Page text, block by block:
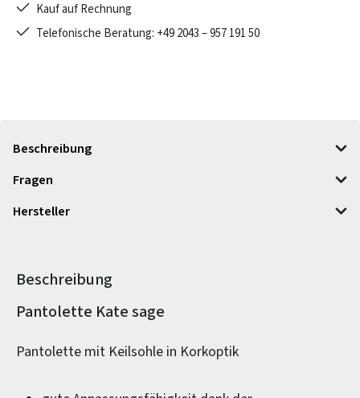
Kauf auf Rechnung
Telefonische Beratung: +49 2043 – 957 191 50
Beschreibung
Fragen
Hersteller
Beschreibung
Produktinformationen
Pantolette Kate sage
Pantolette mit Keilsohle in Korkoptik